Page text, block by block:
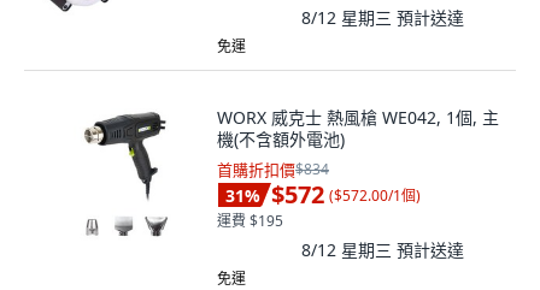
8/12 星期三 預計送達
免運
WORX 威克士 熱風槍 WE042, 1個, 主
機(不含額外電池)
首購折扣價$834
31% $572 ($572.00/1個)
運費 $195
8/12 星期三 預計送達
免運